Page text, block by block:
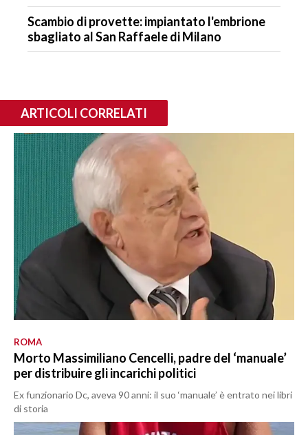
Scambio di provette: impiantato l'embrione
sbagliato al San Raffaele di Milano
ARTICOLI CORRELATI
ROMA
Morto Massimiliano Cencelli, padre del ‘manuale’
per distribuire gli incarichi politici
Ex funzionario Dc, aveva 90 anni: il suo ‘manuale’ è entrato nei libri
di storia